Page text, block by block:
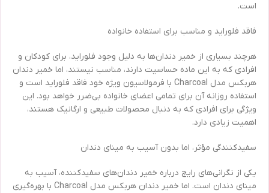
است.
فاقد فلوراید و مناسب برای استفاده خانواده
هرچند بسیاری از خمیر دندان‌ها به‌ دلیل وجود فلوراید، برای کودکان و
افرادی که به این ماده حساسیت دارند، مناسب نیستند، اما خمیر دندان
هربکس مدل Charcoal با فرمولاسیون ویژه خود فاقد فلوراید است و
استفاده روزانه آن برای تمامی اعضای خانواده بی‌ضرر خواهد بود. این
ویژگی برای افرادی که به دنبال محصولات طبیعی و ارگانیک هستند،
اهمیت زیادی دارد.
سفیدکنندگی مؤثر، اما بدون آسیب به مینای دندان
یکی از نگرانی‌های رایج درباره خمیر دندان‌های سفیدکننده، آسیب به
مینای دندان است. اما خمیر دندان هربکس مدل Charcoal با بهره‌گیری